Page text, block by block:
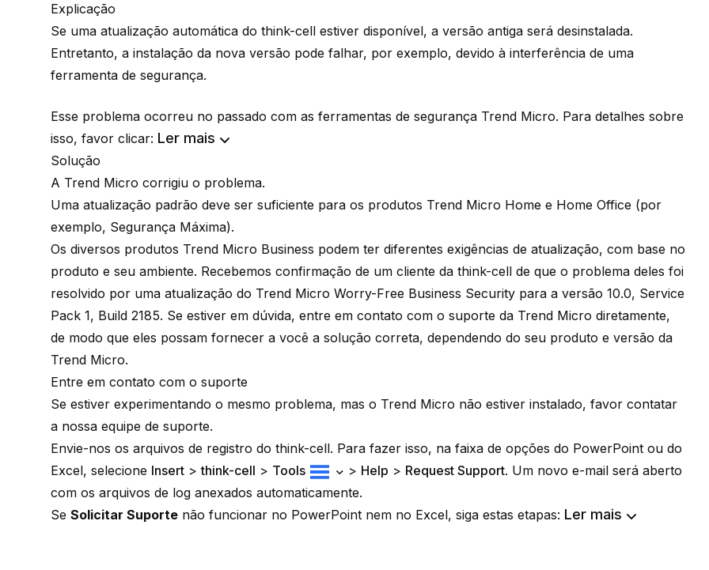
Explicação
Se uma atualização automática do think-cell estiver disponível, a versão antiga será desinstalada.
Entretanto, a instalação da nova versão pode falhar, por exemplo, devido à interferência de uma
ferramenta de segurança.
Esse problema ocorreu no passado com as ferramentas de segurança Trend Micro. Para detalhes sobre
isso, favor clicar: Ler mais
Solução
A Trend Micro corrigiu o problema.
Uma atualização padrão deve ser suficiente para os produtos Trend Micro Home e Home Office (por
exemplo, Segurança Máxima).
Os diversos produtos Trend Micro Business podem ter diferentes exigências de atualização, com base no
produto e seu ambiente. Recebemos confirmação de um cliente da think-cell de que o problema deles foi
resolvido por uma atualização do Trend Micro Worry-Free Business Security para a versão 10.0, Service
Pack 1, Build 2185. Se estiver em dúvida, entre em contato com o suporte da Trend Micro diretamente,
de modo que eles possam fornecer a você a solução correta, dependendo do seu produto e versão da
Trend Micro.
Entre em contato com o suporte
Se estiver experimentando o mesmo problema, mas o Trend Micro não estiver instalado, favor contatar
a nossa equipe de suporte.
Envie-nos os arquivos de registro do think-cell. Para fazer isso, na faixa de opções do PowerPoint ou do
Excel, selecione Insert >think-cell > Tools > Help > Request Support. Um novo e-mail será aberto
com os arquivos de log anexados automaticamente.
Se Solicitar Suporte não funcionar no PowerPoint nem no Excel, siga estas etapas: Ler mais